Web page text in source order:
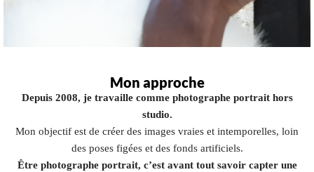
Mon approche
Depuis 2008, je travaille comme photographe portrait hors
studio.
Mon objectif est de créer des images vraies et intemporelles, loin
des poses figées et des fonds artificiels.
Être photographe portrait, c’est avant tout savoir capter une